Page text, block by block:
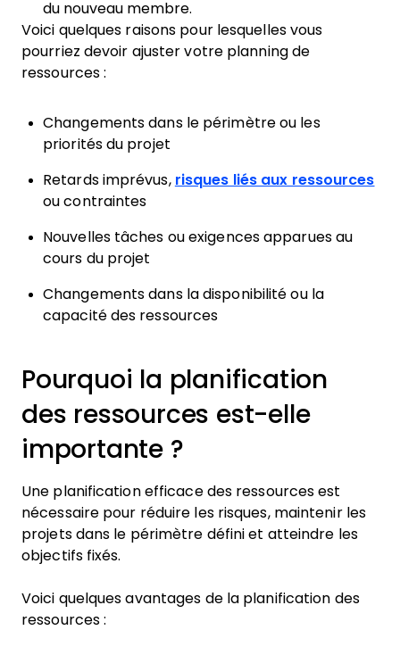
du nouveau membre.
Voici quelques raisons pour lesquelles vous
pourriez devoir ajuster votre planning de
ressources :
Changements dans le périmètre ou les
priorités du projet
Retards imprévus, risques liés aux ressources
ou contraintes
Nouvelles tâches ou exigences apparues au
cours du projet
Changements dans la disponibilité ou la
capacité des ressources
Pourquoi la planification
des ressources est-elle
importante ?
Une planification efficace des ressources est
nécessaire pour réduire les risques, maintenir les
projets dans le périmètre défini et atteindre les
objectifs fixés.
Voici quelques avantages de la planification des
ressources :